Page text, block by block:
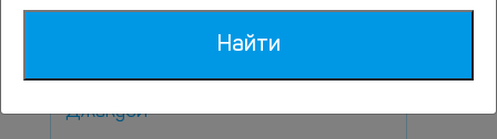
На ночь
Джакузи
Найти